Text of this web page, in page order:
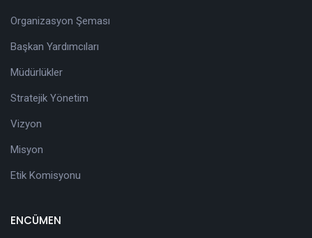
Organizasyon Şeması
Başkan Yardımcıları
Müdürlükler
Stratejik Yönetim
Vizyon
Misyon
Etik Komisyonu
ENCÜMEN